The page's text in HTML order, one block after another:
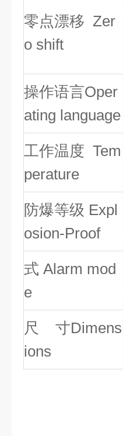
零点漂移 Zer
o shift
操作语言Oper
ating language
工作温度 Tem
perature
防爆等级 Expl
osion-Proof
式 Alarm mod
e
尺 寸Dimens
ions